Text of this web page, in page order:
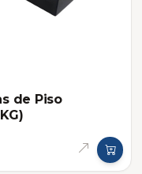
de Piso